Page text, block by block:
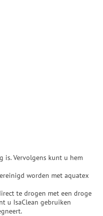
is. Vervolgens kunt u hem
worden met aquatex
te drogen met een droge
u IsaClean gebruiken